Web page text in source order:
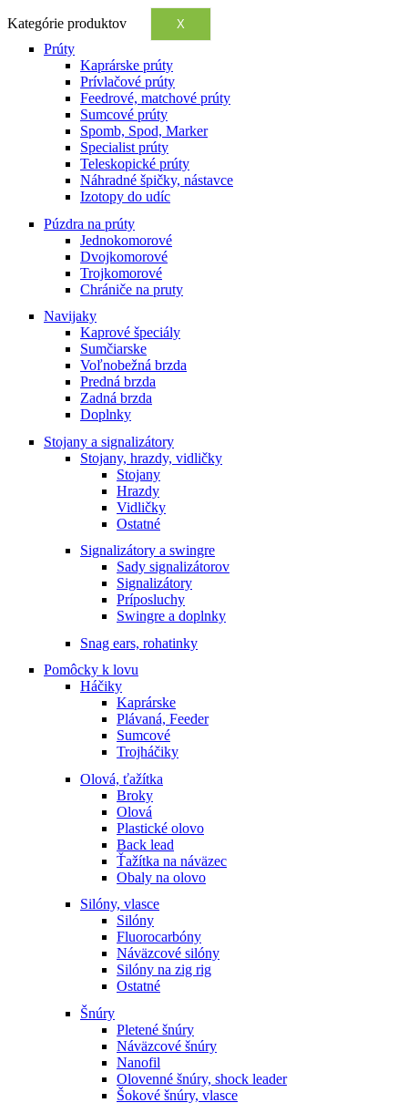
Kategórie produktov X
Prúty
Kaprárske prúty
Prívlačové prúty
Feedrové, matchové prúty
Sumcové prúty
Spomb, Spod, Marker
Specialist prúty
Teleskopické prúty
Náhradné špičky, nástavce
Izotopy do udíc
Púzdra na prúty
Jednokomorové
Dvojkomorové
Trojkomorové
Chrániče na pruty
Navijaky
Kaprové špeciály
Sumčiarske
Voľnobežná brzda
Predná brzda
Zadná brzda
Doplnky
Stojany a signalizátory
Stojany, hrazdy, vidličky
Stojany
Hrazdy
Vidličky
Ostatné
Signalizátory a swingre
Sady signalizátorov
Signalizátory
Príposluchy
Swingre a doplnky
Snag ears, rohatinky
Pomôcky k lovu
Háčiky
Kaprárske
Plávaná, Feeder
Sumcové
Trojháčiky
Olová, ťažítka
Broky
Olová
Plastické olovo
Back lead
Ťažítka na náväzec
Obaly na olovo
Silóny, vlasce
Silóny
Fluorocarbóny
Náväzcové silóny
Silóny na zig rig
Ostatné
Šnúry
Pletené šnúry
Náväzcové šnúry
Nanofil
Olovenné šnúry, shock leader
Šokové šnúry, vlasce